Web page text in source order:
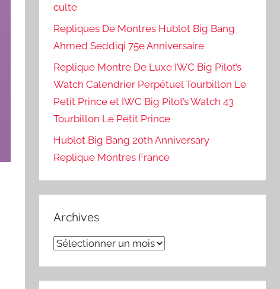
culte
Repliques De Montres Hublot Big Bang
Ahmed Seddiqi 75e Anniversaire
Replique Montre De Luxe IWC Big Pilot’s
Watch Calendrier Perpétuel Tourbillon Le
Petit Prince et IWC Big Pilot’s Watch 43
Tourbillon Le Petit Prince
Hublot Big Bang 20th Anniversary
Replique Montres France
Archives
Archives